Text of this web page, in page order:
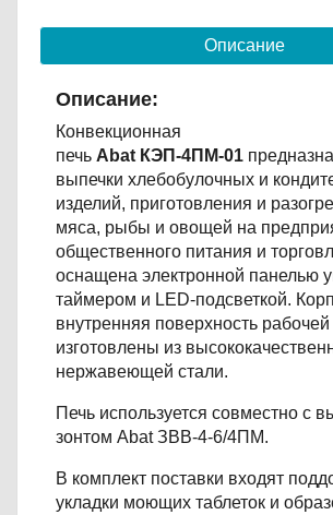
Описание
Описание:
Конвекционная
печь Abat КЭП-4ПМ-01
выпечки хлебобулочных и
изделий, приготовления и
мяса, рыбы и овощей на
общественного питания и
оснащена электронной панелью
таймером и LED-подсветкой.
внутренняя поверхность
изготовлены из
нержавеющей стали.
Печь используется совместно с
зонтом Abat ЗВВ-4-6/4ПМ.
В комплект поставки входят
укладки моющих таблеток и